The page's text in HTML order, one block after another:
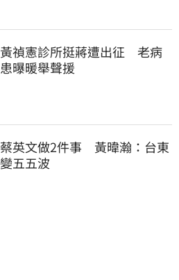
黃禎憲診所挺蔣遭出征　老病
患曝暖舉聲援
蔡英文做2件事　黃暐瀚：台東
變五五波